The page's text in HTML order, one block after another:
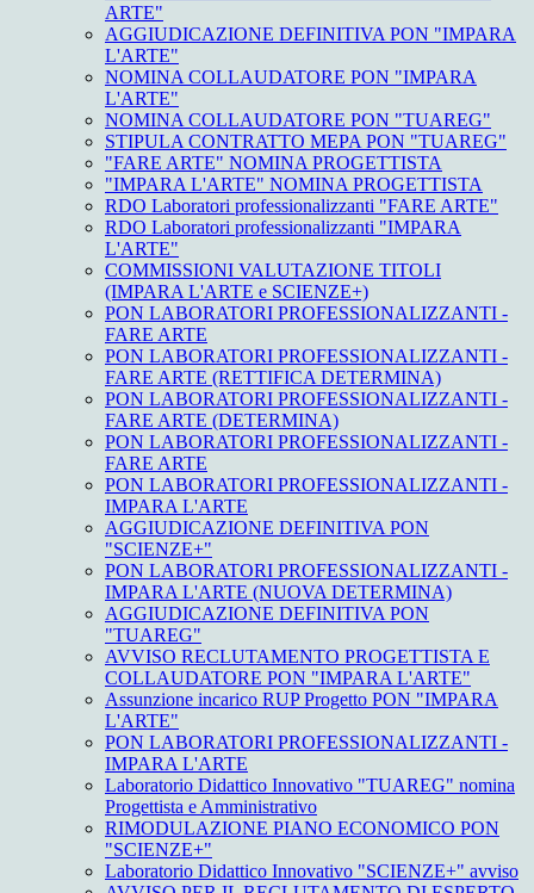
ARTE"
AGGIUDICAZIONE DEFINITIVA PON "IMPARA
L'ARTE"
NOMINA COLLAUDATORE PON "IMPARA
L'ARTE"
NOMINA COLLAUDATORE PON "TUAREG"
STIPULA CONTRATTO MEPA PON "TUAREG"
"FARE ARTE" NOMINA PROGETTISTA
"IMPARA L'ARTE" NOMINA PROGETTISTA
RDO Laboratori professionalizzanti "FARE ARTE"
RDO Laboratori professionalizzanti "IMPARA
L'ARTE"
COMMISSIONI VALUTAZIONE TITOLI
(IMPARA L'ARTE e SCIENZE+)
PON LABORATORI PROFESSIONALIZZANTI -
FARE ARTE
PON LABORATORI PROFESSIONALIZZANTI -
FARE ARTE (RETTIFICA DETERMINA)
PON LABORATORI PROFESSIONALIZZANTI -
FARE ARTE (DETERMINA)
PON LABORATORI PROFESSIONALIZZANTI -
FARE ARTE
PON LABORATORI PROFESSIONALIZZANTI -
IMPARA L'ARTE
AGGIUDICAZIONE DEFINITIVA PON
"SCIENZE+"
PON LABORATORI PROFESSIONALIZZANTI -
IMPARA L'ARTE (NUOVA DETERMINA)
AGGIUDICAZIONE DEFINITIVA PON
"TUAREG"
AVVISO RECLUTAMENTO PROGETTISTA E
COLLAUDATORE PON "IMPARA L'ARTE"
Assunzione incarico RUP Progetto PON "IMPARA
L'ARTE"
PON LABORATORI PROFESSIONALIZZANTI -
IMPARA L'ARTE
Laboratorio Didattico Innovativo "TUAREG" nomina
Progettista e Amministrativo
RIMODULAZIONE PIANO ECONOMICO PON
"SCIENZE+"
Laboratorio Didattico Innovativo "SCIENZE+" avviso